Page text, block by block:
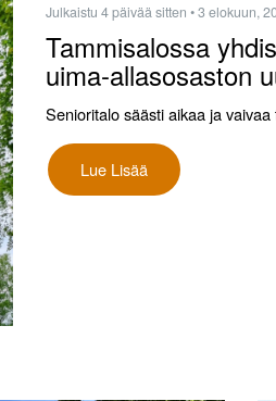
Julkaistu 4 päivää sitten • 3 elokuun,
Tammisalossa
uima-allasosaston
Senioritalo säästi aikaa ja
Lue Lisää